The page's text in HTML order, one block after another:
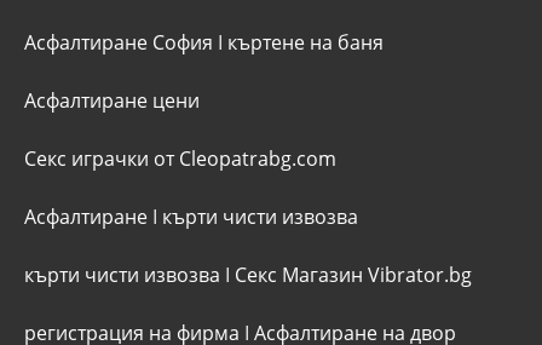
Асфалтиране София I къртене на баня
Асфалтиране цени
Секс играчки от Cleopatrabg.com
Асфалтиране I кърти чисти извозва
кърти чисти извозва I Секс Магазин Vibrator.bg
регистрация на фирма I Асфалтиране на двор